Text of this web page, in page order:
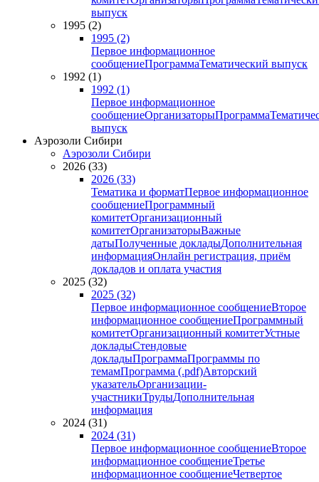
выпуск
1995 (2)
1995 (2)
Первое информационное
сообщениеПрограммаТематический выпуск
1992 (1)
1992 (1)
Первое информационное
сообщениеОрганизаторыПрограмма
выпуск
Аэрозоли Сибири
Аэрозоли Сибири
2026 (33)
2026 (33)
Тематика и форматПервое информационное
сообщениеПрограммный
комитетОрганизационный
комитетОрганизаторыВажные
датыПолученные докладыДополнительная
информацияОнлайн регистрация, приём
докладов и оплата участия
2025 (32)
2025 (32)
Первое информационное сообщениеВторое
информационное сообщениеПрограммный
комитетОрганизационный комитетУстные
докладыСтендовые
докладыПрограммаПрограммы по
темамПрограмма (.pdf)Авторский
указательОрганизации-
участникиТрудыДополнительная
информация
2024 (31)
2024 (31)
Первое информационное сообщениеВторое
информационное сообщениеТретье
информационное сообщениеЧетвертое